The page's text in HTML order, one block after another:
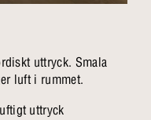
uttryck. Smala
luft i rummet.
uttryck